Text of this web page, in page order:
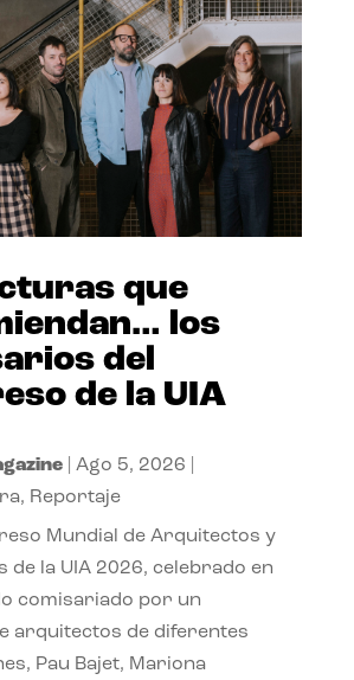
que
los
del
de la UIA
| Ago 5, 2026
, Reportaje
Mundial de Arquitectos y
de la UIA 2026, celebrado en
comisariado por un
arquitectos de diferentes
Pau Bajet, Mariona